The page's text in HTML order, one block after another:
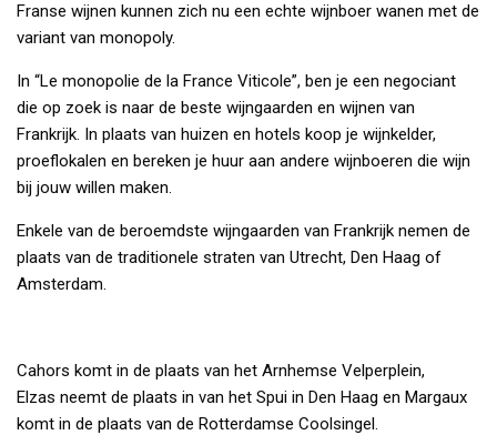
Franse wijnen kunnen zich nu een echte wijnboer wanen met de
variant van monopoly.
In “Le monopolie de la France Viticole”, ben je een negociant
die op zoek is naar de beste wijngaarden en wijnen van
Frankrijk. In plaats van huizen en hotels koop je wijnkelder,
proeflokalen en bereken je huur aan andere wijnboeren die wijn
bij jouw willen maken.
Enkele van de beroemdste wijngaarden van Frankrijk nemen de
plaats van de traditionele straten van Utrecht, Den Haag of
Amsterdam.
Cahors komt in de plaats van het Arnhemse Velperplein,
Elzas neemt de plaats in van het Spui in Den Haag en Margaux
komt in de plaats van de Rotterdamse Coolsingel.